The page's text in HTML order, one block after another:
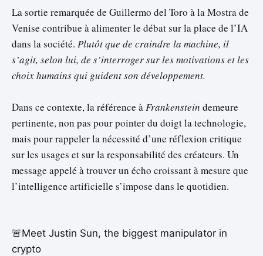
La sortie remarquée de Guillermo del Toro à la Mostra de
Venise contribue à alimenter le débat sur la place de l’IA
dans la société. Plutôt que de craindre la machine, il
s’agit, selon lui, de s’interroger sur les motivations et les
choix humains qui guident son développement.
Dans ce contexte, la référence àFrankenstein demeure
pertinente, non pas pour pointer du doigt la technologie,
mais pour rappeler la nécessité d’une réflexion critique
sur les usages et sur la responsabilité des créateurs. Un
message appelé à trouver un écho croissant à mesure que
l’intelligence artificielle s’impose dans le quotidien.
🚨Meet Justin Sun, the biggest manipulator in
crypto